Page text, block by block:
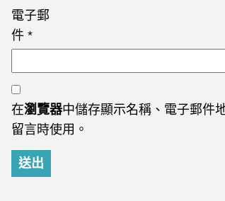
電子郵
件 *
在瀏覽器中儲存顯示名稱、電子郵件
留言時使用。